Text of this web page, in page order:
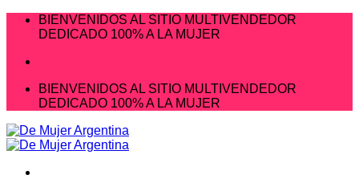
Saltar BIENVENIDOS AL SITIO MULTIVENDEDOR
DEDICADO 100% A LA MUJER
BIENVENIDOS AL SITIO MULTIVENDEDOR
DEDICADO 100% A LA MUJER